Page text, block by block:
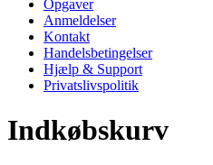
Opgaver
Anmeldelser
Kontakt
Handelsbetingelser
Hjælp & Support
Privatslivspolitik
Indkøbskurv